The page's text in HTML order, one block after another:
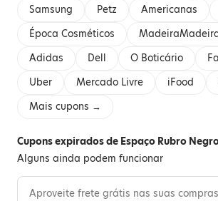
Samsung
Petz Americanas
Época Cosméticos
Adidas
Dell O Boticário
Uber
Mercado Livre iFood
Mais cupons →
Cupons expirados de Espaço Rubro
Alguns ainda podem funcionar
Aproveite frete grátis nas suas compras